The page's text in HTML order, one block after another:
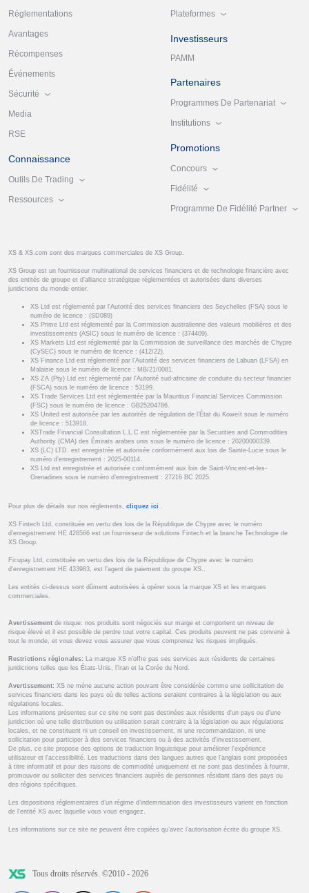
Réglementations
Avantages
Récompenses
Événements
Sécurité
Media
RSE
Connaissance
Outils De Trading
Ressources
Plateformes
Investisseurs
PAMM
Partenaires
Programmes De Partenariat
Institutions
Promotions
Concours
Fidélité
Programme De Fidélité Partner
XS & XS.com sont des marques commerciales de XS Group.
XS Group est un fournisseur multinational de services financiers et de technologie financière avec
des entités de groupe et d’alliance stratégique réglementées et autorisées dans diverses
juridictions du monde entier.
XS Ltd est réglementé par l'Autorité des services financiers des Seychelles (FSA) sous le
numéro de licence : (SD089)
XS Prime Ltd est réglementé par la Commission australienne des valeurs mobilières et des
investissements (ASIC) sous le numéro de licence : (374409).
XS Markets Ltd est réglementé par la Commission de surveillance des marchés de Chypre
(CySEC) sous le numéro de licence : (412/22).
XS Finance Ltd est réglementé par l'Autorité des services financiers de Labuan (LFSA) en
Malaisie sous le numéro de licence : MB/21/0081.
XS ZA (Pty) Ltd est réglementé par l'Autorité sud-africaine de conduite du secteur financier
(FSCA) sous le numéro de licence : 53199.
XS Trade Services Ltd est réglementée par la Mauritius Financial Services Commission
(FSC) sous le numéro de licence : GB25204786.
XS United est autorisée par les autorités de régulation de l’État du Koweït sous le numéro
de licence : 513918.
XSTrade Financial Consultation L.L.C est réglementée par la Securities and Commodities
Authority (CMA) des Émirats arabes unis sous le numéro de licence : 20200000339.
XS (LC) LTD. est enregistrée et autorisée conformément aux lois de Sainte-Lucie sous le
numéro d’enregistrement : 2025-00114.
XS Ltd est enregistrée et autorisée conformément aux lois de Saint-Vincent-et-les-
Grenadines sous le numéro d’enregistrement : 27216 BC 2025.
Pour plus de détails sur nos règlements, cliquez ici .
XS Fintech Ltd, constituée en vertu des lois de la République de Chypre avec le numéro
d’enregistrement HE 426566 est un fournisseur de solutions Fintech et la branche Technologie de
XS Group.
Ficupay Ltd, constituée en vertu des lois de la République de Chypre avec le numéro
d’enregistrement HE 433983, est l’agent de paiement du groupe XS..
Les entités ci-dessus sont dûment autorisées à opérer sous la marque XS et les marques
commerciales.
Avertissement de risque: nos produits sont négociés sur marge et comportent un niveau de
risque élevé et il est possible de perdre tout votre capital. Ces produits peuvent ne pas convenir à
tout le monde, et vous devez vous assurer que vous comprenez les risques impliqués.
Restrictions régionales: La marque XS n’offre pas ses services aux résidents de certaines
juridictions telles que les États-Unis, l’Iran et la Corée du Nord.
Avertissement: XS ne mène aucune action pouvant être considérée comme une sollicitation de
services financiers dans les pays où de telles actions seraient contraires à la législation ou aux
régulations locales.
Les informations présentes sur ce site ne sont pas destinées aux résidents d'un pays ou d'une
juridiction où une telle distribution ou utilisation serait contraire à la législation ou aux régulations
locales, et ne constituent ni un conseil en investissement, ni une recommandation, ni une
sollicitation pour participer à des services financiers ou à des activités d'investissement.
De plus, ce site propose des options de traduction linguistique pour améliorer l'expérience
utilisateur et l'accessibilité. Les traductions dans des langues autres que l'anglais sont proposées
à titre informatif et pour des raisons de commodité uniquement et ne sont pas destinées à fournir,
promouvoir ou solliciter des services financiers auprès de personnes résidant dans des pays ou
des régions spécifiques.
Les dispositions réglementaires d’un régime d’indemnisation des investisseurs varient en fonction
de l’entité XS avec laquelle vous vous engagez.
Les informations sur ce site ne peuvent être copiées qu’avec l’autorisation écrite du groupe XS.
Tous droits réservés. ©2010 - 2026